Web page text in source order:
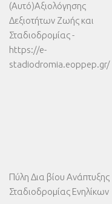
(Αυτό)Αξιολόγησης
Δεξιοτήτων Ζωής και
Σταδιοδρομίας -
https://e-
stadiodromia.eoppep.gr/
Πύλη Δια βίου Ανάπτυξης
Σταδιοδρομίας Ενηλίκων